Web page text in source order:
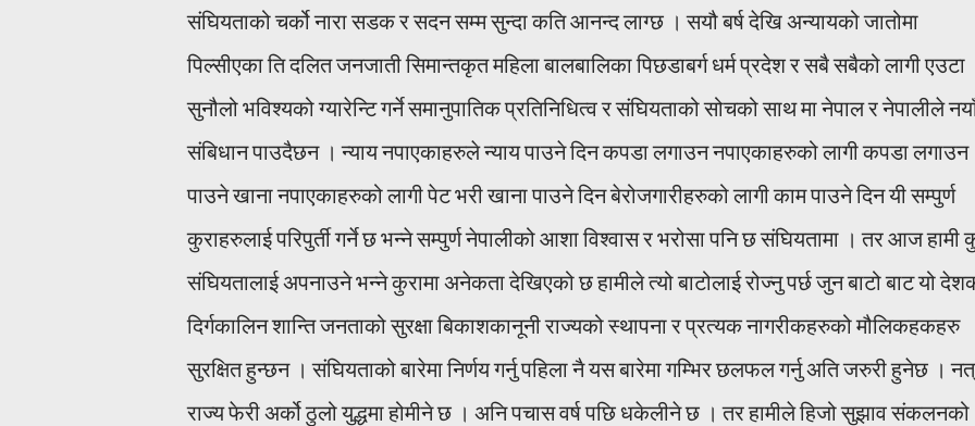
संघियताको चर्को नारा सडक र सदन सम्म सुन्दा कति आनन्द लाग्छ । सयौ बर्ष देखि अन्यायको जातोमा
पिल्सीएका ति दलित जनजाती सिमान्तकृत महिला बालबालिका पिछडाबर्ग धर्म प्रदेश र सबै सबैको लागी एउटा
सुनौलो भविश्यको ग्यारेन्टि गर्ने समानुपातिक प्रतिनिधित्व र संघियताको सोचको साथ मा नेपाल र नेपालीले
संबिधान पाउदैछन । न्याय नपाएकाहरुले न्याय पाउने दिन कपडा लगाउन नपाएकाहरुको लागी कपडा लगाउन
पाउने खाना नपाएकाहरुको लागी पेट भरी खाना पाउने दिन बेरोजगारीहरुको लागी काम पाउने दिन यी सम्पुर्ण
कुराहरुलाई परिपुर्ती गर्ने छ भन्ने सम्पुर्ण नेपालीको आशा विश्वास र भरोसा पनि छ संघियतामा । तर आज हामी
संघियतालाई अपनाउने भन्ने कुरामा अनेकता देखिएको छ हामीले त्यो बाटोलाई रोज्नु पर्छ जुन बाटो बाट यो
दिर्गकालिन शान्ति जनताको सुरक्षा बिकाशकानूनी राज्यको स्थापना र प्रत्यक नागरीकहरुको मौलिकहकहरु
सुरक्षित हुन्छन । संघियताको बारेमा निर्णय गर्नु पहिला नै यस बारेमा गम्भिर छलफल गर्नु अति जरुरी हुनेछ ।
राज्य फेरी अर्को ठुलो युद्धमा होमीने छ । अनि पचास वर्ष पछि धकेलीने छ । तर हामीले हिजो सुझाव संकलनको